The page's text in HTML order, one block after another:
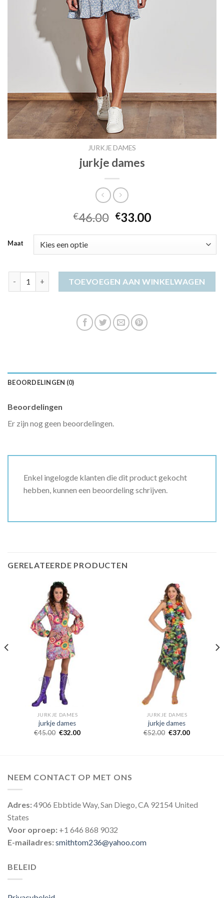
JURKJE DAMES
jurkje dames
€46.00 €33.00
Maat
TOEVOEGEN AAN WINKELWAGEN
BEOORDELINGEN (0)
Beoordelingen
Er zijn nog geen beoordelingen.
Enkel ingelogde klanten die dit product gekocht
hebben, kunnen een beoordeling schrijven.
GERELATEERDE PRODUCTEN
JURKJE DAMES
jurkje dames
€45.00 €32.00
JURKJE DAMES
jurkje dames
€52.00 €37.00
NEEM CONTACT OP MET ONS
Adres:4906 Ebbtide Way, San Diego, CA 92154 United
States
Voor oproep: +1 646 868 9032
E-mailadres:smithtom236@yahoo.com
BELEID